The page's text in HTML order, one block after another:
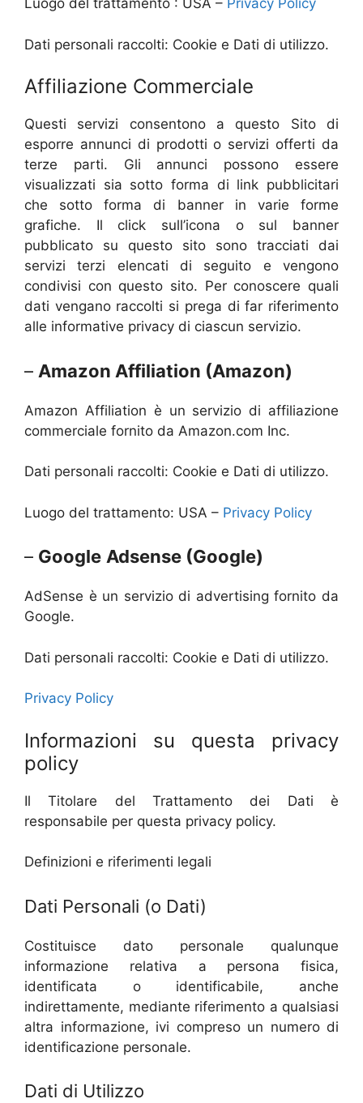
Luogo del trattamento : USA – Privacy Policy
Dati personali raccolti: Cookie e Dati di utilizzo.
Affiliazione Commerciale
Questi servizi consentono a questo Sito di
esporre annunci di prodotti o servizi offerti da
terze parti. Gli annunci possono essere
visualizzati sia sotto forma di link pubblicitari
che sotto forma di banner in varie forme
grafiche. Il click sull’icona o sul banner
pubblicato su questo sito sono tracciati dai
servizi terzi elencati di seguito e vengono
condivisi con questo sito. Per conoscere quali
dati vengano raccolti si prega di far riferimento
alle informative privacy di ciascun servizio.
– Amazon Affiliation (Amazon)
Amazon Affiliation è un servizio di affiliazione
commerciale fornito da Amazon.com Inc.
Dati personali raccolti: Cookie e Dati di utilizzo.
Luogo del trattamento: USA – Privacy Policy
– Google Adsense (Google)
AdSense è un servizio di advertising fornito da
Google.
Dati personali raccolti: Cookie e Dati di utilizzo.
Privacy Policy
Informazioni su questa privacy
policy
Il Titolare del Trattamento dei Dati è
responsabile per questa privacy policy.
Definizioni e riferimenti legali
Dati Personali (o Dati)
Costituisce dato personale qualunque
informazione relativa a persona fisica,
identificata o identificabile, anche
indirettamente, mediante riferimento a qualsiasi
altra informazione, ivi compreso un numero di
identificazione personale.
Dati di Utilizzo